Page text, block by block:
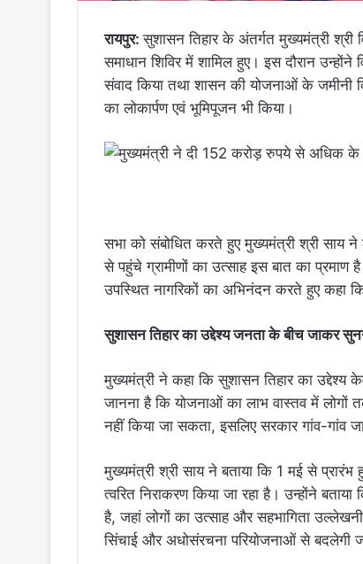
रायपुर:सुशासन तिहार के अंतर्गत मुख्यमंत्री
समाधान शिविर में शामिल हुए। इस दौरान उन्होंने
संवाद किया तथा शासन की योजनाओं के जमीनी
का लोकार्पण एवं भूमिपूजन भी किया।
सभा को संबोधित करते हुए मुख्यमंत्री श्री साय
से पहुंचे ग्रामीणों का उत्साह इस बात का प्रमाण
उपस्थित नागरिकों का अभिनंदन करते हुए कहा
सुशासन तिहार का उद्देश्य जनता के बीच जाकर
मुख्यमंत्री ने कहा कि सुशासन तिहार का
जानना है कि योजनाओं का लाभ वास्तव में
नहीं किया जा सकता, इसलिए सरकार गांव-गांव
मुख्यमंत्री श्री साय ने बताया कि 1 मई से
त्वरित निराकरण किया जा रहा है। उन्होंने
है, जहां लोगों का उत्साह और सहभागिता
सिंचाई और अधोसंरचना परियोजनाओं से बदलेगी